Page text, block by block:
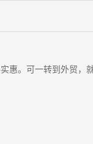
惠。可一转到外贸，